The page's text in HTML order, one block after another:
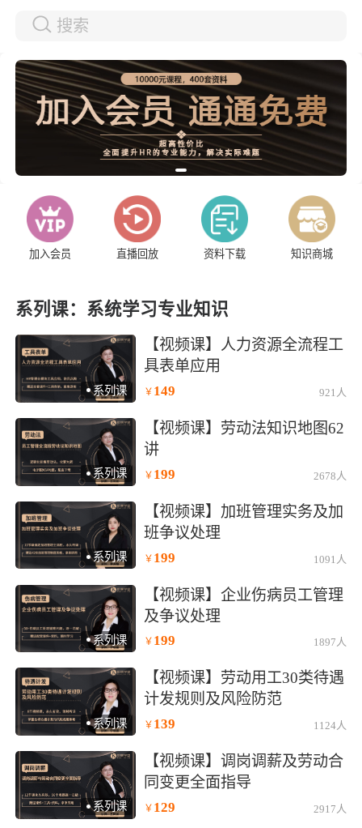
加入会员 直播回放 资料下载 知识商城
系列课：系统学习专业知识
系列课
【视频课】人力资源全流程工
具表单应用
￥ 149 921人
系列课
【视频课】劳动法知识地图62
讲
￥ 199 2678人
系列课
【视频课】加班管理实务及加
班争议处理
￥ 199 1091人
系列课
【视频课】企业伤病员工管理
及争议处理
￥ 199 1897人
系列课
【视频课】劳动用工30类待遇
计发规则及风险防范
￥ 139 1124人
系列课
【视频课】调岗调薪及劳动合
同变更全面指导
￥ 129 2917人